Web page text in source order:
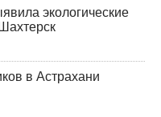
экологические
в Астрахани